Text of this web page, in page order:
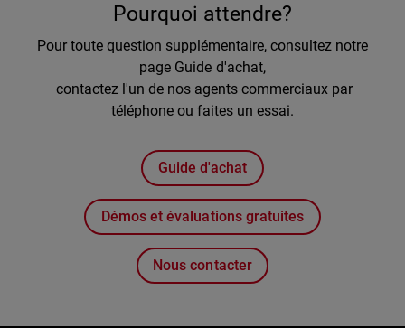
Pourquoi attendre?
Pour toute question supplémentaire, consultez notre
page Guide d'achat,
contactez l'un de nos agents commerciaux par
téléphone ou faites un essai.
Guide d'achat
Démos et évaluations gratuites
Nous contacter